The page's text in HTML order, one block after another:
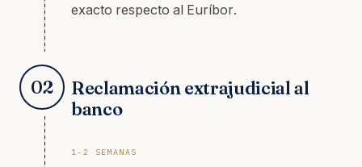
exacto respecto al Euríbor.
02
Reclamación extrajudicial al
banco
1-2 SEMANAS